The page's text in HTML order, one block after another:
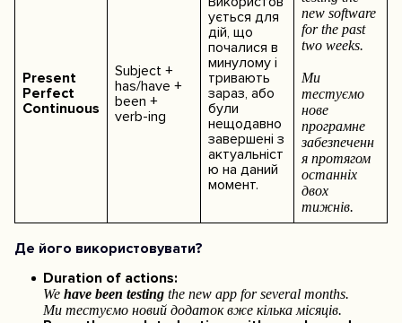
Present
Perfect
Continuous
Subject +
has/have +
been +
verb-ing
ується для
дій, що
почалися в
минулому і
тривають
зараз, або
були
нещодавно
завершені з
актуальніст
ю на даний
момент.
new software
for the past
two weeks.
Ми
тестуємо
нове
програмне
забезпеченн
я протягом
останніх
двох
тижнів.
Де його використовувати?
Duration of actions:
We have been testing the new app for several months.
Ми тестуємо новий додаток вже кілька місяців.